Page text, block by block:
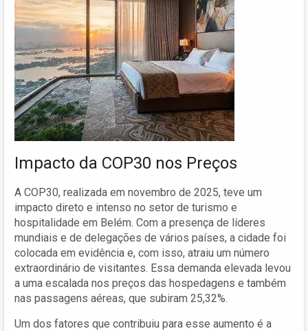
Impacto da COP30 nos Preços
A COP30, realizada em novembro de 2025, teve um
impacto direto e intenso no setor de turismo e
hospitalidade em Belém. Com a presença de líderes
mundiais e de delegações de vários países, a cidade foi
colocada em evidência e, com isso, atraiu um número
extraordinário de visitantes. Essa demanda elevada levou
a uma escalada nos preços das hospedagens e também
nas passagens aéreas, que subiram 25,32%.
Um dos fatores que contribuiu para esse aumento é a